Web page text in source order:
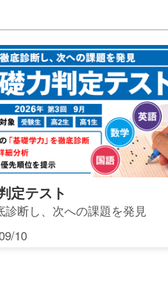
定テスト
断し、次への課題を発見
10